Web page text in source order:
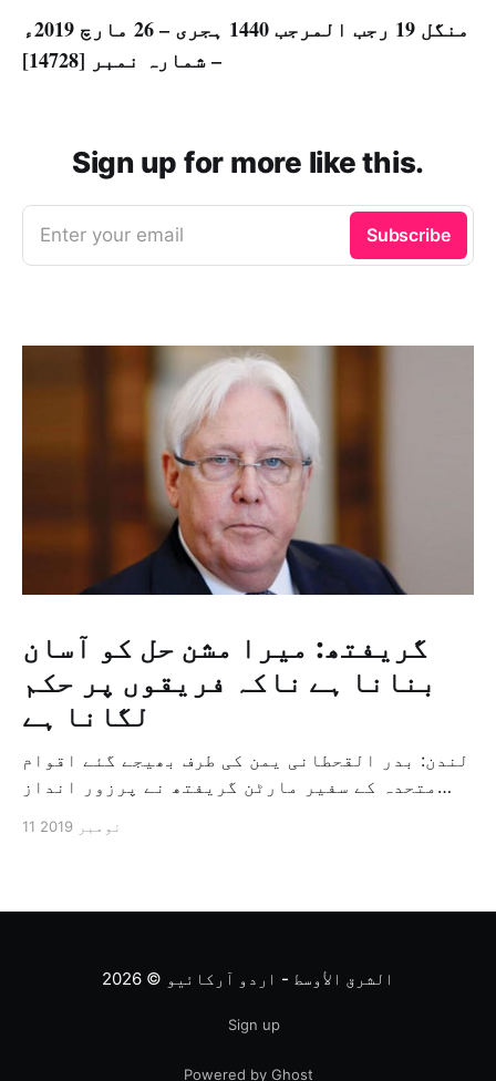
منگل 19 رجب المرجب 1440 ہجری – 26 مارچ 2019ء
– شمارہ نمبر [14728]
Sign up for more like this.
Enter your email Subscribe
گریفتھ: میرا مشن حل کو آسان
بنانا ہے ناکہ فریقوں پر حکم
لگانا ہے
لندن: بدر القحطانی یمن کی طرف بھیجے گئے اقوام
متحدہ کے سفیر مارٹن گریفتھ نے پرزور انداز
ثالثی اور اس کشمکش کی حدبندی کرنے کے لئے ایک
11 نومبر 2019
الشرق الأوسط - اردو آرکائیو © 2026
Sign up
Powered by Ghost